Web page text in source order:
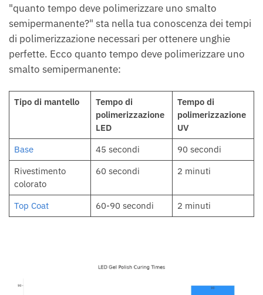
"quanto tempo deve polimerizzare uno smalto
semipermanente?" sta nella tua conoscenza dei tempi
di polimerizzazione necessari per ottenere unghie
perfette. Ecco quanto tempo deve polimerizzare uno
smalto semipermanente:
Tipo di mantello
Tempo di
polimerizzazione
LED
Tempo di
polimerizzazione
UV
Base
45 secondi
90 secondi
Rivestimento
colorato
60 secondi 2 minuti
Top Coat 60-90 secondi 2 minuti